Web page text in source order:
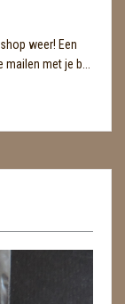
weer! Een
met je b...